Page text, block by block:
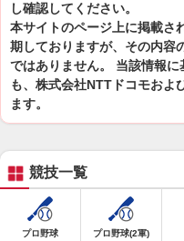
し確認してください。
本サイトのページ上に掲載さ
期しておりますが、その内容
ではありません。 当該情報
も、株式会社NTTドコモおよ
ます。
競技一覧
プロ野球 プロ野球(2軍)